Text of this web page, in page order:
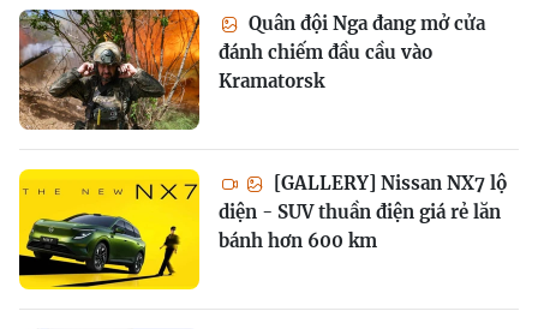
Quân đội Nga đang mở cửa
đánh chiếm đầu cầu vào
Kramatorsk
[GALLERY] Nissan NX7 lộ
diện - SUV thuần điện giá rẻ lăn
bánh hơn 600 km